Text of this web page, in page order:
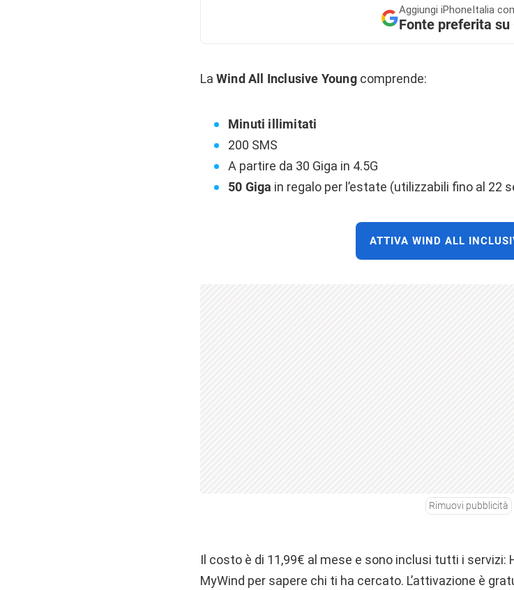
Aggiungi iPhoneItalia
Fonte preferita su
La Wind All Inclusive Youngcomprende:
Minuti illimitati
200 SMS
A partire da 30 Giga in 4.5G
50 Giga in regalo per l’estate (utilizzabili fino al 22
ATTIVA WIND ALL
Rimuovi pubblicità
Il costo è di 11,99€ al mese e sono inclusi tutti i servizi:
MyWind per sapere chi ti ha cercato. L’attivazione è